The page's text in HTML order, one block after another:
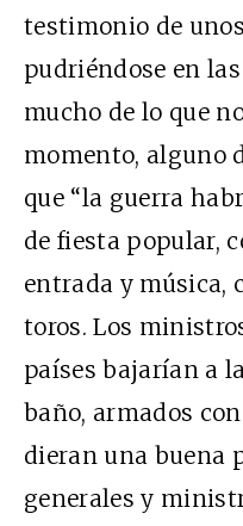
testimonio de
pudriéndose en
mucho de lo que
momento, alguno
que “la guerra
de fiesta popular,
entrada y música,
toros. Los
países bajarían a
baño, armados
dieran una buena
generales y